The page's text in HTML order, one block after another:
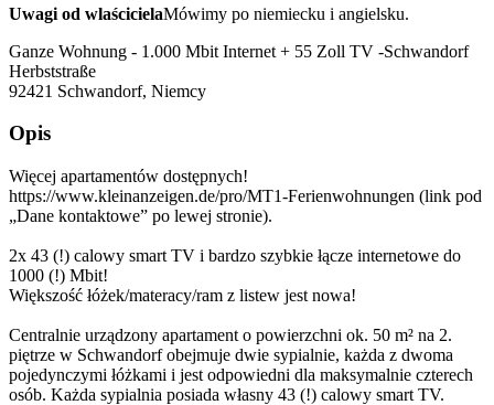
Uwagi od wlaścicielaMówimy po niemiecku i angielsku.
Ganze Wohnung - 1.000 Mbit Internet + 55 Zoll TV -Schwandorf
Herbststraße
92421 Schwandorf, Niemcy
Opis
Więcej apartamentów dostępnych!
https://www.kleinanzeigen.de/pro/MT1-Ferienwohnungen (link pod
„Dane kontaktowe” po lewej stronie).
2x 43 (!) calowy smart TV i bardzo szybkie łącze internetowe do
1000 (!) Mbit!
Większość łóżek/materacy/ram z listew jest nowa!
Centralnie urządzony apartament o powierzchni ok. 50 m² na 2.
piętrze w Schwandorf obejmuje dwie sypialnie, każda z dwoma
pojedynczymi łóżkami i jest odpowiedni dla maksymalnie czterech
osób. Każda sypialnia posiada własny 43 (!) calowy smart TV.